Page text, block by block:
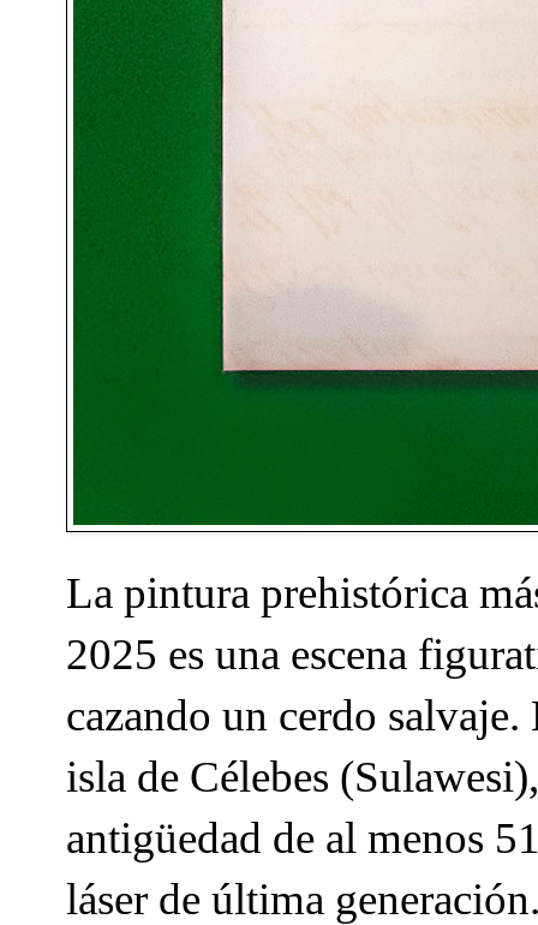
La pintura prehistórica
2025 es una escena
cazando un cerdo
isla de Célebes
antigüedad de al menos
láser de última